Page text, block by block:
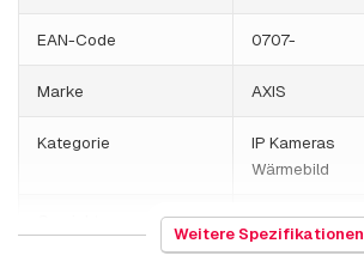
EAN-Code 0707-
Marke AXIS
Kategorie
IP Kameras
Wärmebild
1000 Gramm
Weitere Spezifikationen